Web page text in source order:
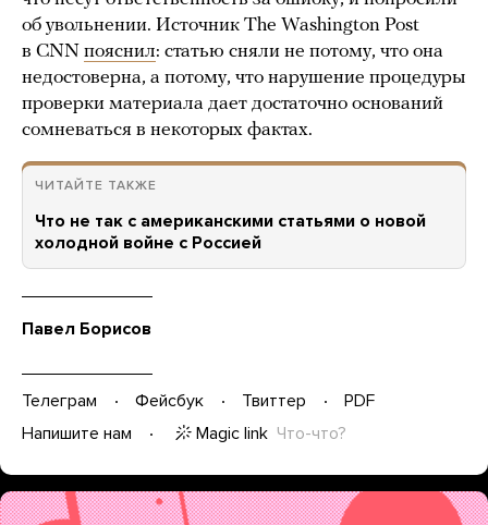
об увольнении. Источник The Washington Post
в CNN пояснил: статью сняли не потому, что она
недостоверна, а потому, что нарушение процедуры
проверки материала дает достаточно оснований
сомневаться в некоторых фактах.
ЧИТАЙТЕ ТАКЖЕ
Что не так с американскими статьями о новой
холодной войне с Россией
Павел Борисов
Телеграм Фейсбук Твиттер
PDF
Напишите нам
Magic link Что-что?